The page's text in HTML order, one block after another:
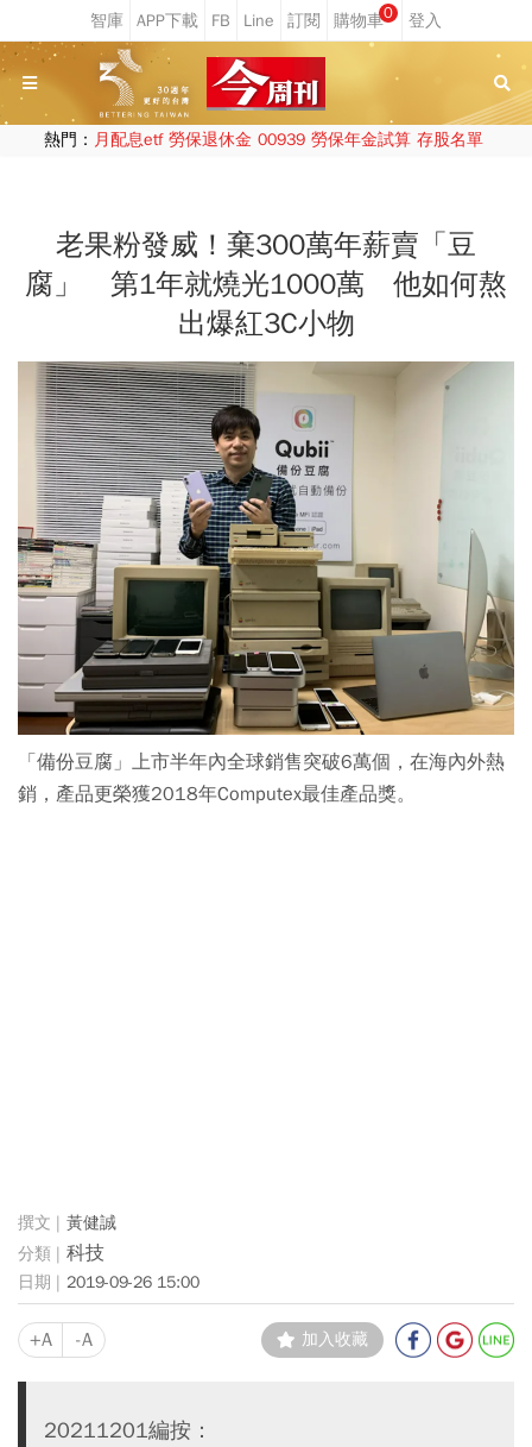
0
熱門： 月配息etf 勞保退休金 00939 勞保年金試算 存股名單
老果粉發威！棄300萬年薪賣「豆
腐」 第1年就燒光1000萬 他如何熬
出爆紅3C小物
「備份豆腐」上市半年內全球銷售突破6萬個，在海內外熱
銷，產品更榮獲2018年Computex最佳產品獎。
黃健誠
科技
2019-09-26 15:00
+A -A 加入收藏
20211201編按：